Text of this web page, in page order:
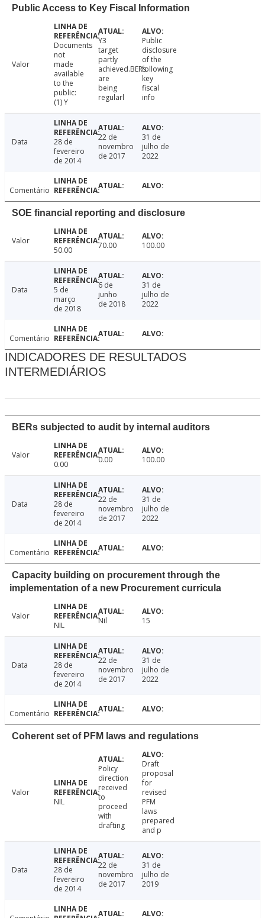
Public Access to Key Fiscal Information
Valor
Documents
not
made
available
to the
public:
(1) Y
Y3
target
partly
achieved.BERs
are
being
regularl
Public
disclosure
of the
following
key
fiscal
info
Data
28 de
fevereiro
de 2014
22 de
novembro
de 2017
31 de
julho de
2022
Comentário
SOE financial reporting and disclosure
Valor
50.00
70.00 100.00
Data
5 de
março
de 2018
6 de
junho
de 2018
31 de
julho de
2022
Comentário
INDICADORES DE RESULTADOS
INTERMEDIÁRIOS
BERs subjected to audit by internal auditors
Valor
0.00
0.00 100.00
Data
28 de
fevereiro
de 2014
22 de
novembro
de 2017
31 de
julho de
2022
Comentário
Capacity building on procurement through the
implementation of a new Procurement curricula
Valor
NIL
Nil 15
Data
28 de
fevereiro
de 2014
22 de
novembro
de 2017
31 de
julho de
2022
Comentário
Coherent set of PFM laws and regulations
Valor
NIL
Policy
direction
received
to
proceed
with
drafting
Draft
proposal
for
revised
PFM
laws
prepared
and p
Data
28 de
fevereiro
de 2014
22 de
novembro
de 2017
31 de
julho de
2019